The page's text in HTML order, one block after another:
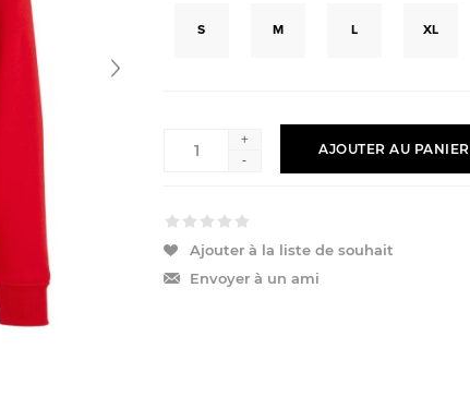
S M L XL
+
-
AJOUTER AU PANIER
Ajouter à la liste de souhait
Envoyer à un ami